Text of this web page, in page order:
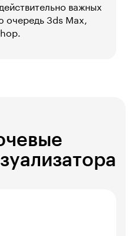
важных
очередь 3ds Max,